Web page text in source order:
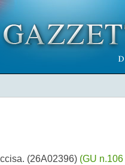
(26A02396) (GU